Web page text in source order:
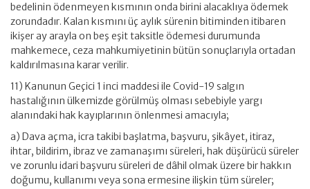
bedelinin ödenmeyen kısmının onda birini alacaklıya ödemek
zorundadır. Kalan kısmını üç aylık sürenin bitiminden itibaren
ikişer ay arayla on beş eşit taksitle ödemesi durumunda
mahkemece, ceza mahkumiyetinin bütün sonuçlarıyla ortadan
kaldırılmasına karar verilir.
11) Kanunun Geçici 1 inci maddesi ile Covid-19 salgın
hastalığının ülkemizde görülmüş olması sebebiyle yargı
alanındaki hak kayıplarının önlenmesi amacıyla;
a) Dava açma, icra takibi başlatma, başvuru, şikâyet, itiraz,
ihtar, bildirim, ibraz ve zamanaşımı süreleri, hak düşürücü süreler
ve zorunlu idari başvuru süreleri de dâhil olmak üzere bir hakkın
doğumu, kullanımı veya sona ermesine ilişkin tüm süreler;